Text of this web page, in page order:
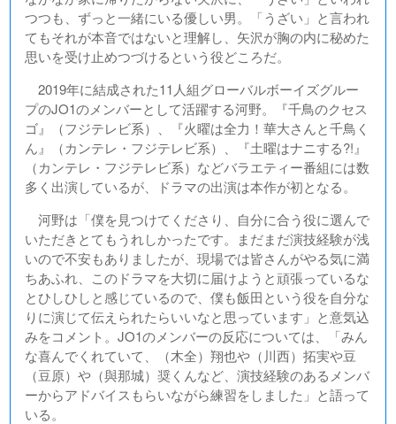
つつも、ずっと一緒にいる優しい男。「うざい」と言われ
てもそれが本音ではないと理解し、矢沢が胸の内に秘めた
思いを受け止めつづけるという役どころだ。
2019年に結成された11人組グローバルボーイズグルー
プのJO1のメンバーとして活躍する河野。『千鳥のクセス
ゴ』（フジテレビ系）、『火曜は全力！華大さんと千鳥く
ん』（カンテレ・フジテレビ系）、『土曜はナニする?!』
（カンテレ・フジテレビ系）などバラエティー番組には数
多く出演しているが、ドラマの出演は本作が初となる。
河野は「僕を見つけてくださり、自分に合う役に選んで
いただきとてもうれしかったです。まだまだ演技経験が浅
いので不安もありましたが、現場では皆さんがやる気に満
ちあふれ、このドラマを大切に届けようと頑張っているな
とひしひしと感じているので、僕も飯田という役を自分な
りに演じて伝えられたらいいなと思っています」と意気込
みをコメント。JO1のメンバーの反応については、「みん
な喜んでくれていて、（木全）翔也や（川西）拓実や豆
（豆原）や（與那城）奨くんなど、演技経験のあるメンバ
ーからアドバイスもらいながら練習をしました」と語って
いる。